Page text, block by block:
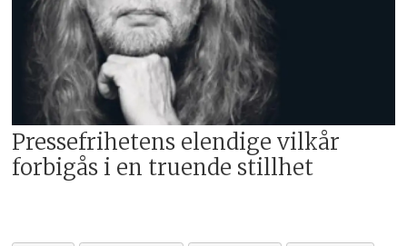
Pressefrihetens elendige vilkår
forbigås i en truende stillhet